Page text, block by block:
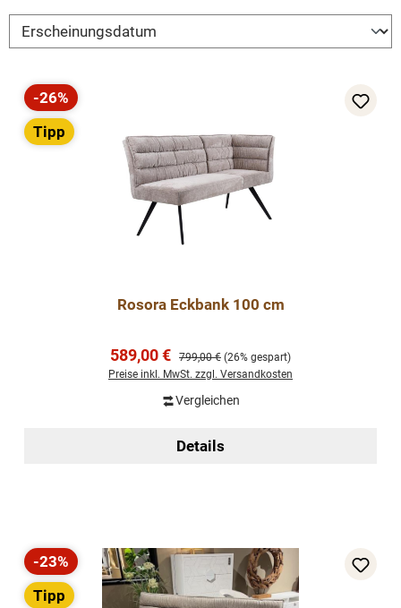
Rabatt
-26%
Tipp
Rosora Eckbank 100 cm
Verkaufspreis:
589,00 € Regulärer Preis:
799,00 € (26% gespart)
Preise inkl. MwSt. zzgl. Versandkosten
Vergleichen
Details
Rabatt
-23%
Tipp